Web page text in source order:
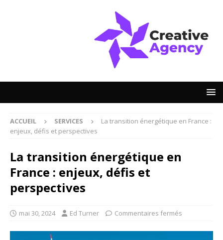
ACCUEIL SERVICES
La transition énergétique en France :
enjeux, défis et perspectives
La transition énergétique en
France : enjeux, défis et
perspectives
mai 30, 2024 Ed Turner Commentaires fermés